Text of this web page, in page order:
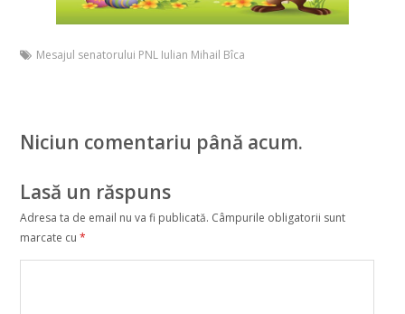
Mesajul senatorului PNL Iulian Mihail Bîca
Niciun comentariu până acum.
Lasă un răspuns
Adresa ta de email nu va fi publicată. Câmpurile obligatorii sunt
marcate cu *